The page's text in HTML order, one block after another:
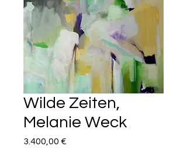
Wilde Zeiten,
Melanie Weck
3.400,00 €